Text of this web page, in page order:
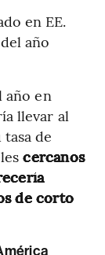
en EE.
año
año en
llevar al
de
cercanos
de corto